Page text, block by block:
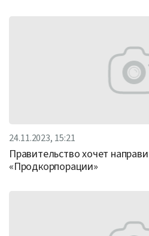
24.11.2023, 15:21
Правительство хочет
«Продкорпорации»